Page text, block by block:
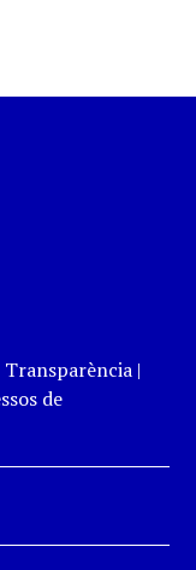
Transparència|
de